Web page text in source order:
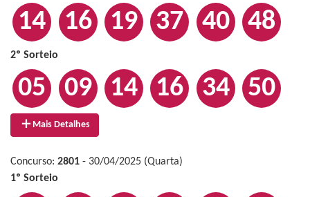
14 16 19 37 40 48
2º Sorteio
05 09 14 16 34 50
Mais Detalhes
Concurso: 2801 - 30/04/2025 (Quarta)
1º Sorteio